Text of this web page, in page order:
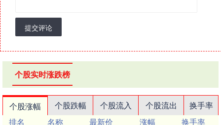
提交评论
个股实时涨跌榜
个股涨幅 个股跌幅 个股流入 个股流出
换手率
排名
名称 最新价 涨幅
换手率